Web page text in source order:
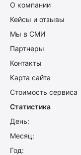
О компании
Кейсы и отзывы
Мы в СМИ
Партнеры
Контакты
Карта сайта
Стоимость сервиса
Статистика
День:
Месяц:
Год: